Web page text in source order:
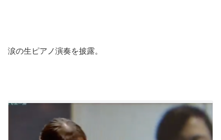
涙の生ピアノ演奏を披露。